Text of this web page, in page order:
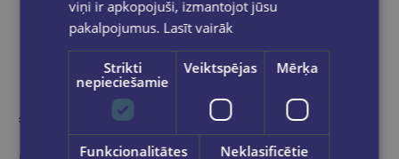
viņi ir apkopojuši, izmantojot jūsu
pakalpojumus. Lasīt vairāk
Strikti
nepieciešamie
Veiktspējas Mērķa
Funkcionalitātes Neklasificētie